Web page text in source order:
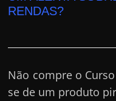
RENDAS?
Não compre o
se de um produto